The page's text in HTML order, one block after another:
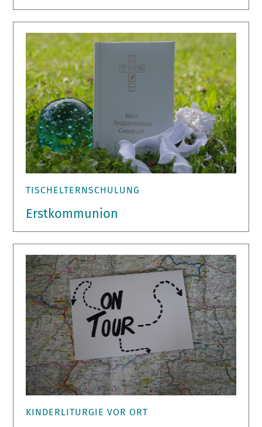
TISCHELTERNSCHULUNG
Erstkommunion
KINDERLITURGIE VOR ORT